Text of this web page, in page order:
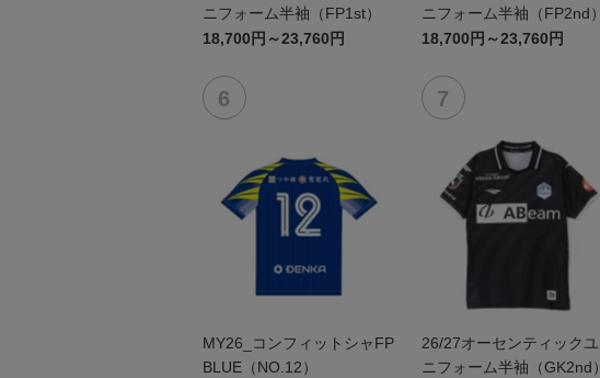
ニフォーム半袖（FP1st）
18,700円～23,760円
ニフォーム半袖（FP2nd）
18,700円～23,760円
MY26_コンフィットシャFP
BLUE（NO.12）
26/27オーセンティックユ
ニフォーム半袖（GK2nd）